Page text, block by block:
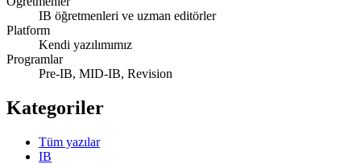
IB öğretmenleri ve uzman editörler
Platform
Kendi yazılımımız
Programlar
Pre-IB, MID-IB, Revision
Kategoriler
Tüm yazılar
IB